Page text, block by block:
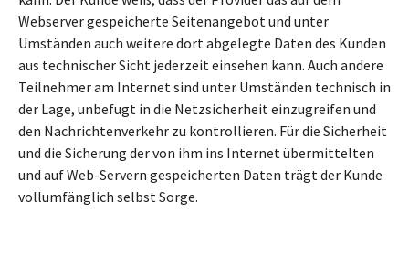
Webserver gespeicherte Seitenangebot und unter
Umständen auch weitere dort abgelegte Daten des Kunden
aus technischer Sicht jederzeit einsehen kann. Auch andere
Teilnehmer am Internet sind unter Umständen technisch in
der Lage, unbefugt in die Netzsicherheit einzugreifen und
den Nachrichtenverkehr zu kontrollieren. Für die Sicherheit
und die Sicherung der von ihm ins Internet übermittelten
und auf Web-Servern gespeicherten Daten trägt der Kunde
vollumfänglich selbst Sorge.